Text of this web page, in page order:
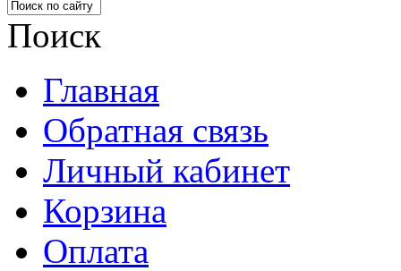
Поиск
Главная
Обратная связь
Личный кабинет
Корзина
Оплата